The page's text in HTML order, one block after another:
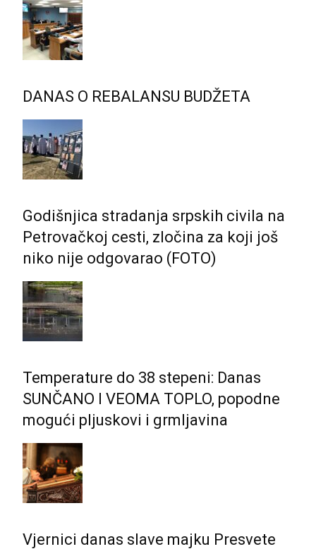
DANAS O REBALANSU BUDŽETA
Godišnjica stradanja srpskih civila na
Petrovačkoj cesti, zločina za koji još
niko nije odgovarao (FOTO)
Temperature do 38 stepeni: Danas
SUNČANO I VEOMA TOPLO, popodne
mogući pljuskovi i grmljavina
Vjernici danas slave majku Presvete